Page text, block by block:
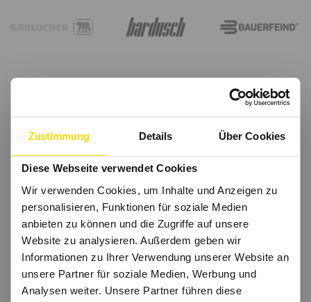
Zustimmung Details Über Cookies
Diese Webseite verwendet Cookies
Wir verwenden Cookies, um Inhalte und Anzeigen zu
personalisieren, Funktionen für soziale Medien
anbieten zu können und die Zugriffe auf unsere
Website zu analysieren. Außerdem geben wir
Informationen zu Ihrer Verwendung unserer Website an
unsere Partner für soziale Medien, Werbung und
Analysen weiter. Unsere Partner führen diese